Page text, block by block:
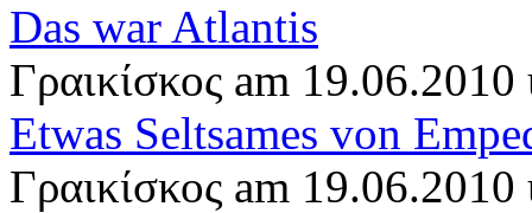
Das war Atlantis
Γραικίσκος am
Etwas Seltsames von
Γραικίσκος am